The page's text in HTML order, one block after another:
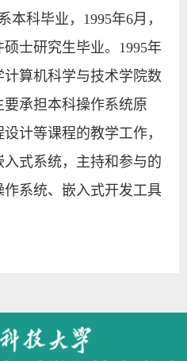
本科毕业，1995年6月，
士研究生毕业。1995年
算机科学与技术学院数
承担本科操作系统原
计等课程的教学工作，
式系统，主持和参与的
系统、嵌入式开发工具